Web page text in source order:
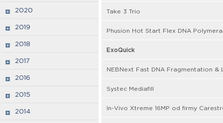
2020
2019
2018
2017
2016
2015
2014
Take 3 Trio
Phusion Hot Start Flex DNA
ExoQuick
NEBNext Fast DNA Fragmentation &
Systec Mediafill
In-Vivo Xtreme 16MP od firmy